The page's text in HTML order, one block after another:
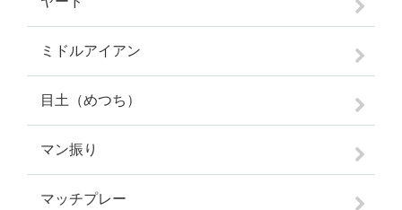
ミドルアイアン
目土（めつち）
マン振り
マッチプレー